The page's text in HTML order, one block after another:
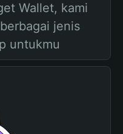
Wallet, kami
jenis
untukmu